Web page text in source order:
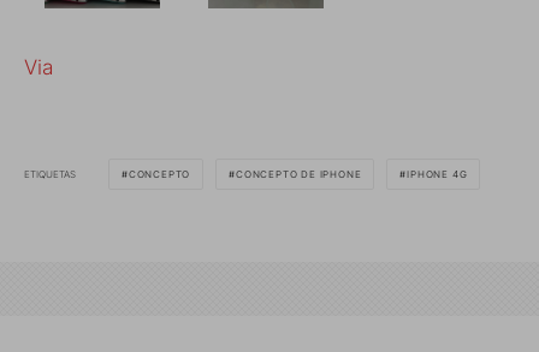
Via
ETIQUETAS CONCEPTO CONCEPTO DE IPHONE IPHONE 4G